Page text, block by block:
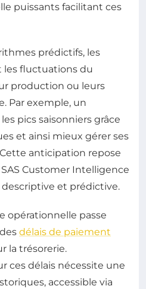
puissants facilitant ces
prédictifs, les
fluctuations du
production ou leurs
Par exemple, un
pics saisonniers grâce
et ainsi mieux gérer ses
anticipation repose
Customer Intelligence
et prédictive.
opérationnelle passe
délais de paiement
la trésorerie.
ces délais nécessite une
accessible via